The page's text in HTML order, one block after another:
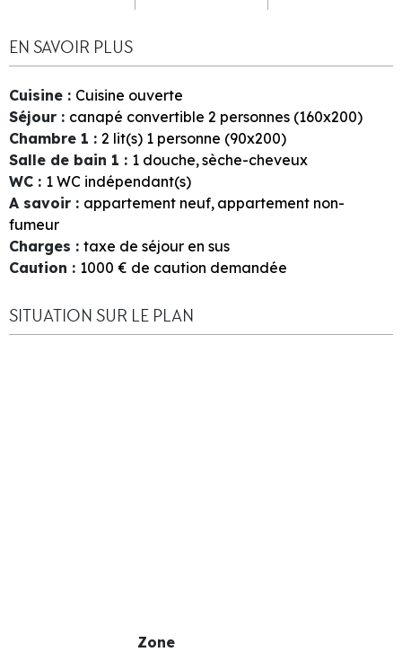
EN SAVOIR PLUS
Cuisine : Cuisine ouverte
Séjour : canapé convertible 2 personnes (160x200)
Chambre 1 : 2 lit(s) 1 personne (90x200)
Salle de bain 1 : 1 douche sèche-cheveux
WC : 1 WC indépendant(s)
A savoir : appartement neuf appartement non-
fumeur
Charges : taxe de séjour en sus
Caution : 1000 € de caution demandée
SITUATION SUR LE PLAN
Zone